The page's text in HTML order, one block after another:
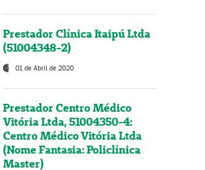
Prestador Clínica Itaipú Ltda
(51004348-2)
01 de Abril de 2020
Prestador Centro Médico
Vitória Ltda, 51004350-4:
Centro Médico Vitória Ltda
(Nome Fantasia: Policlínica
Master)